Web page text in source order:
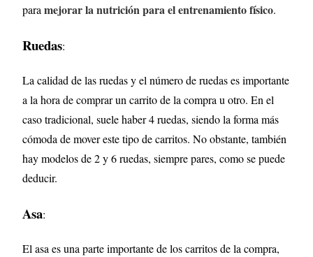
paramejorar la nutrición para el entrenamiento físico.
Ruedas:
La calidad de las ruedas y el número de ruedas es importante
a la hora de comprar un carrito de la compra u otro. En el
caso tradicional, suele haber 4 ruedas, siendo la forma más
cómoda de mover este tipo de carritos. No obstante, también
hay modelos de 2 y 6 ruedas, siempre pares, como se puede
deducir.
Asa:
El asa es una parte importante de los carritos de la compra,